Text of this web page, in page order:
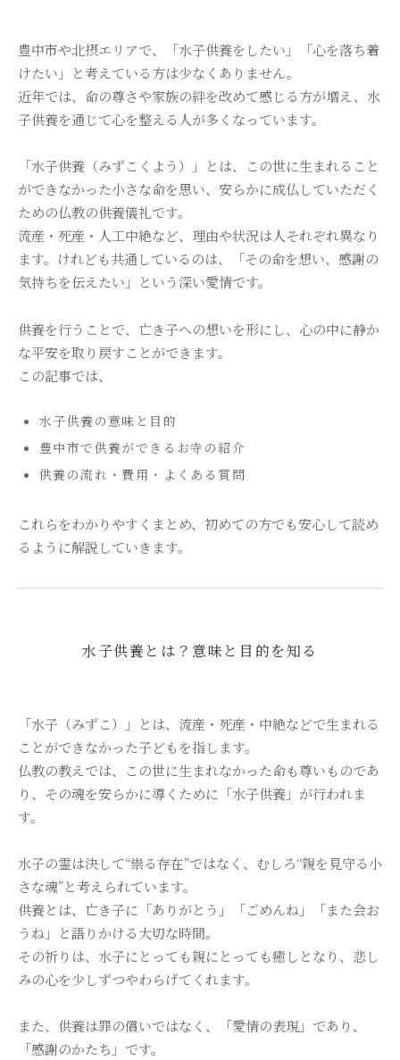
豊中市や北摂エリアで、「水子供養をしたい」「心を落ち着
けたい」と考えている方は少なくありません。
近年では、命の尊さや家族の絆を改めて感じる方が増え、水
子供養を通じて心を整える人が多くなっています。
「水子供養（みずこくよう）」とは、この世に生まれること
ができなかった小さな命を思い、安らかに成仏していただく
ための仏教の供養儀礼です。
流産・死産・人工中絶など、理由や状況は人それぞれ異なり
ます。けれども共通しているのは、「その命を想い、感謝の
気持ちを伝えたい」という深い愛情です。
供養を行うことで、亡き子への想いを形にし、心の中に静か
な平安を取り戻すことができます。
この記事では、
水子供養の意味と目的
豊中市で供養ができるお寺の紹介
供養の流れ・費用・よくある質問
これらをわかりやすくまとめ、初めての方でも安心して読め
るように解説していきます。
水子供養とは？意味と目的を知る
「水子（みずこ）」とは、流産・死産・中絶などで生まれる
ことができなかった子どもを指します。
仏教の教えでは、この世に生まれなかった命も尊いものであ
り、その魂を安らかに導くために「水子供養」が行われま
す。
水子の霊は決して“祟る存在”ではなく、むしろ“親を見守る小
さな魂”と考えられています。
供養とは、亡き子に「ありがとう」「ごめんね」「また会お
うね」と語りかける大切な時間。
その祈りは、水子にとっても親にとっても癒しとなり、悲し
みの心を少しずつやわらげてくれます。
また、供養は罪の償いではなく、「愛情の表現」であり、
「感謝のかたち」です。